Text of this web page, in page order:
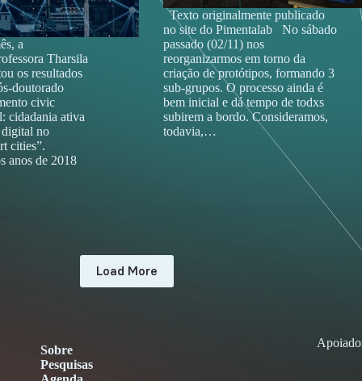
a
Tharsila
os resultados
doutorado
civic
cidadania ativa
digital no
cities”.
anos de 2018
Texto originalmente publicado
no site do Pimentalab No sábado
passado (02/11) nos
reorganizarmos em torno da
criação de protótipos, formando 3
sub-grupos. O processo ainda é
bem inicial e dá tempo de todxs
subirem a bordo. Consideramos,
todavia,…
Load More
Sobre
Pesquisas